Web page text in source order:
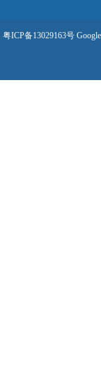
粤ICP备13029163号